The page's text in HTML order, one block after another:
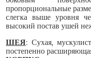
пропорциональные
слегка выше уровня
высокий постав ушей
ШЕЯ: Сухая,
постепенно